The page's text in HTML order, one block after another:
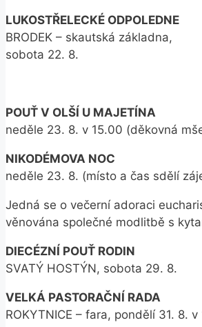
LUKOSTŘELECKÉ ODPOLEDNE
BRODEK – skautská základna,
sobota 22. 8.
POUŤ V OLŠÍ U MAJETÍNA
neděle 23. 8. v 15.00 (děkovná
NIKODÉMOVA NOC
neděle 23. 8. (místo a čas sdělí
Jedná se o večerní adoraci
věnována společné modlitbě s
DIECÉZNÍ POUŤ RODIN
SVATÝ HOSTÝN, sobota 29. 8.
VELKÁ PASTORAČNÍ RADA
ROKYTNICE – fara, pondělí 31. 8. v